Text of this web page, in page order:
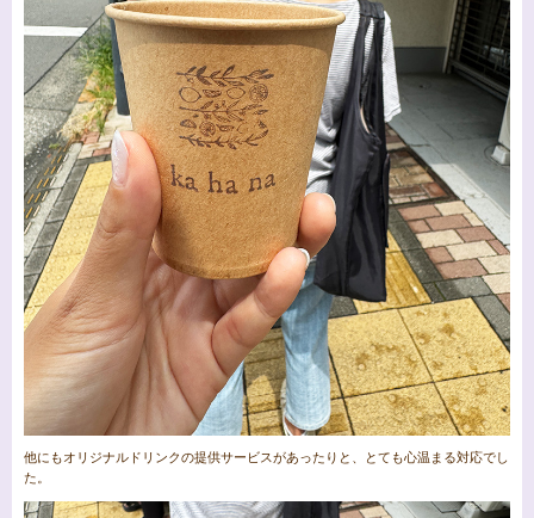
他にもオリジナルドリンクの提供サービスがあったりと、とても心温まる対応でし
た。